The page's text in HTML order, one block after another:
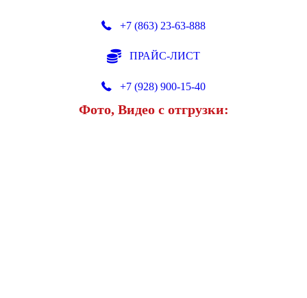
+7 (863) 23-63-888
ПРАЙС-ЛИСТ
+7 (928) 900-15-40
Фото, Видео с отгрузки: